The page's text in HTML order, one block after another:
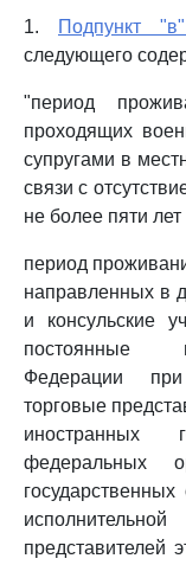
1. Подпункт
следующего
"период
проходящих
супругами в
связи с
не более пяти
период
направленных в
и консульские
постоянные
Федерации при
торговые
иностранных
федеральных
представителей